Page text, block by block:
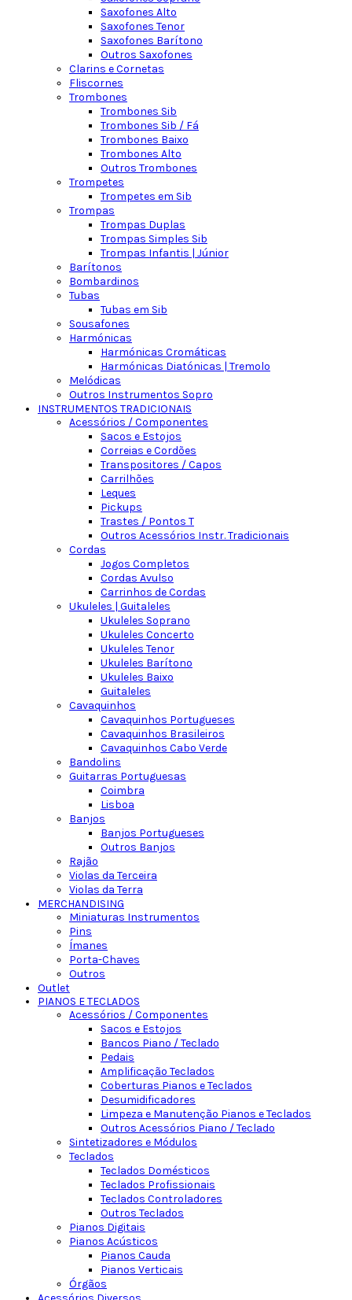
Saxofones Alto
Saxofones Tenor
Saxofones Barítono
Outros Saxofones
Clarins e Cornetas
Fliscornes
Trombones
Trombones Sib
Trombones Sib / Fá
Trombones Baixo
Trombones Alto
Outros Trombones
Trompetes
Trompetes em Sib
Trompas
Trompas Duplas
Trompas Simples Sib
Trompas Infantis | Júnior
Barítonos
Bombardinos
Tubas
Tubas em Sib
Sousafones
Harmónicas
Harmónicas Cromáticas
Harmónicas Diatónicas | Tremolo
Melódicas
Outros Instrumentos Sopro
INSTRUMENTOS TRADICIONAIS
Acessórios / Componentes
Sacos e Estojos
Correias e Cordões
Transpositores / Capos
Carrilhões
Leques
Pickups
Trastes / Pontos T
Outros Acessórios Instr. Tradicionais
Cordas
Jogos Completos
Cordas Avulso
Carrinhos de Cordas
Ukuleles | Guitaleles
Ukuleles Soprano
Ukuleles Concerto
Ukuleles Tenor
Ukuleles Barítono
Ukuleles Baixo
Guitaleles
Cavaquinhos
Cavaquinhos Portugueses
Cavaquinhos Brasileiros
Cavaquinhos Cabo Verde
Bandolins
Guitarras Portuguesas
Coimbra
Lisboa
Banjos
Banjos Portugueses
Outros Banjos
Rajão
Violas da Terceira
Violas da Terra
MERCHANDISING
Miniaturas Instrumentos
Pins
Ímanes
Porta-Chaves
Outros
Outlet
PIANOS E TECLADOS
Acessórios / Componentes
Sacos e Estojos
Bancos Piano / Teclado
Pedais
Amplificação Teclados
Coberturas Pianos e Teclados
Desumidificadores
Limpeza e Manutenção Pianos e Teclados
Outros Acessórios Piano / Teclado
Sintetizadores e Módulos
Teclados
Teclados Domésticos
Teclados Profissionais
Teclados Controladores
Outros Teclados
Pianos Digitais
Pianos Acústicos
Pianos Cauda
Pianos Verticais
Órgãos